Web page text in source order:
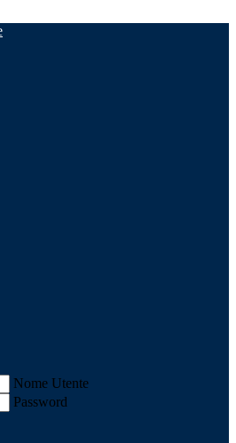
Nome Utente
Password